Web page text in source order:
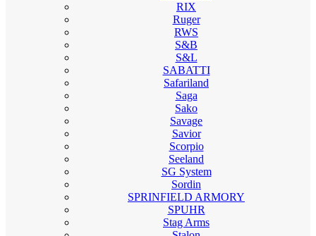
RIX
Ruger
RWS
S&B
S&L
SABATTI
Safariland
Saga
Sako
Savage
Savior
Scorpio
Seeland
SG System
Sordin
SPRINFIELD ARMORY
SPUHR
Stag Arms